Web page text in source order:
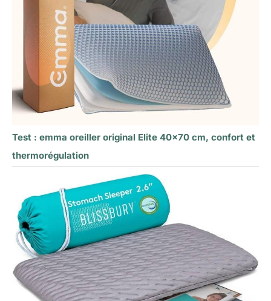
Test : emma oreiller original Elite 40×70 cm, confort et
thermorégulation